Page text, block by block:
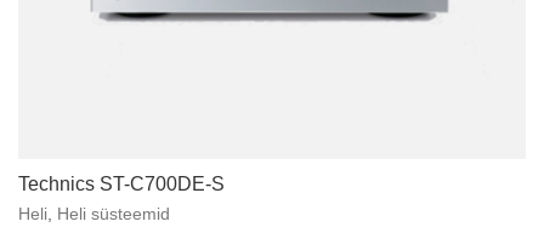
Technics ST-C700DE-S
Heli, Heli süsteemid